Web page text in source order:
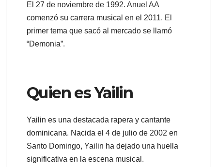
El 27 de noviembre de 1992. Anuel AA
comenzó su carrera musical en el 2011. El
primer tema que sacó al mercado se llamó
“Demonia”.
Quien es Yailin
Yailin es una destacada rapera y cantante
dominicana. Nacida el 4 de julio de 2002 en
Santo Domingo, Yailin ha dejado una huella
significativa en la escena musical.